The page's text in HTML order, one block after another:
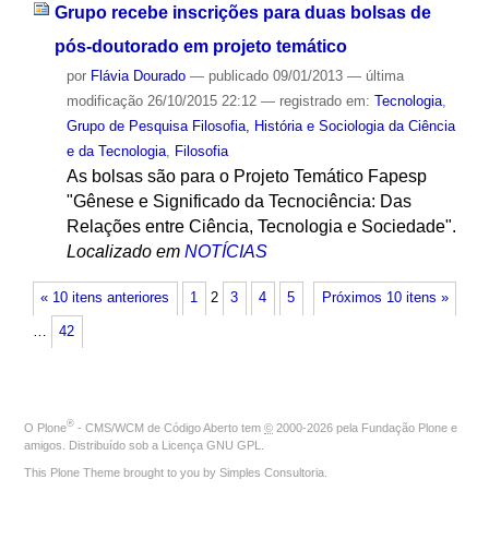
Grupo recebe inscrições para duas bolsas de
pós-doutorado em projeto temático
por Flávia Dourado — publicado09/01/2013 — última
modificação26/10/2015 22:12 — registrado em: Tecnologia,
Grupo de Pesquisa Filosofia, História e Sociologia da Ciência
e da Tecnologia, Filosofia
As bolsas são para o Projeto Temático Fapesp
"Gênese e Significado da Tecnociência: Das
Relações entre Ciência, Tecnologia e Sociedade".
Localizado em NOTÍCIAS
« 10 itens anteriores Próximos 10 itens »
1 2 3 4 5
… 42
O Plone® - CMS/WCM de Código Aberto tem © 2000-2026 pela Fundação Plone e
amigos. Distribuído sob a Licença GNU GPL
This Plone Theme brought to you by Simples Consultoria